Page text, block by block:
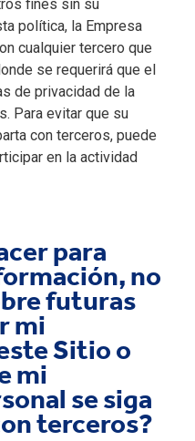
fines sin su
política, la Empresa
cualquier tercero que
se requerirá que el
de privacidad de la
Para evitar que su
con terceros, puede
en la actividad
para
no
futuras
mi
Sitio o
mi
se siga
terceros?